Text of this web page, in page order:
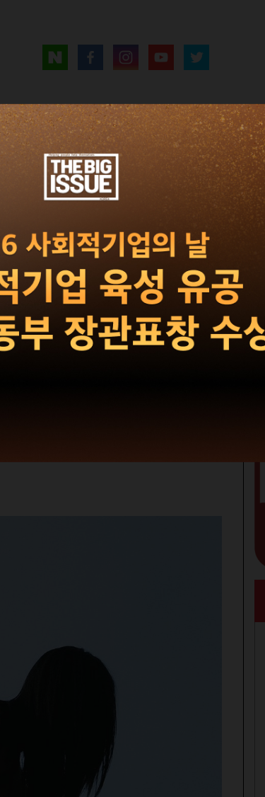
광고 · 제휴 빅이슈 서포터즈
의미한다. ‘세련된’이라는 수식어가
미한다. 그래서 세련된 이들을 모아 한
다.